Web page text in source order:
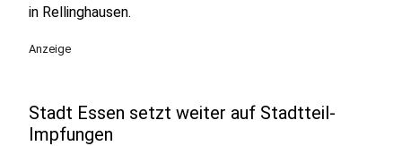
in Rellinghausen.
Anzeige
Stadt Essen setzt weiter auf Stadtteil-
Impfungen